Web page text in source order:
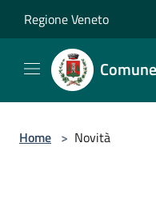
Regione Veneto
Home > Novità